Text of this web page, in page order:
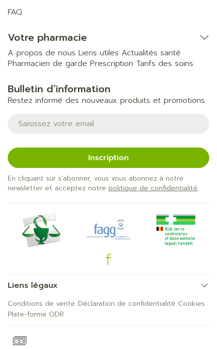
FAQ
Votre pharmacie
A propos de nous Liens utiles Actualités santé
Pharmacien de garde Prescription Tarifs des soins
Bulletin d’information
Restez informé des nouveaux produits et promotions
Adresse mail
Inscription
En cliquant sur s'abonner, vous vous abonnez à notre
newsletter et acceptez notre politique de confidentialité.
Liens légaux
Conditions de vente Déclaration de confidentialité Cookies
Plate-forme ODR